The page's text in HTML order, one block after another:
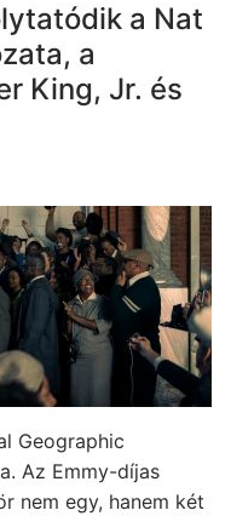
a Nat
a
King, Jr. és
Geographic
Az Emmy-díjas
nem egy, hanem két